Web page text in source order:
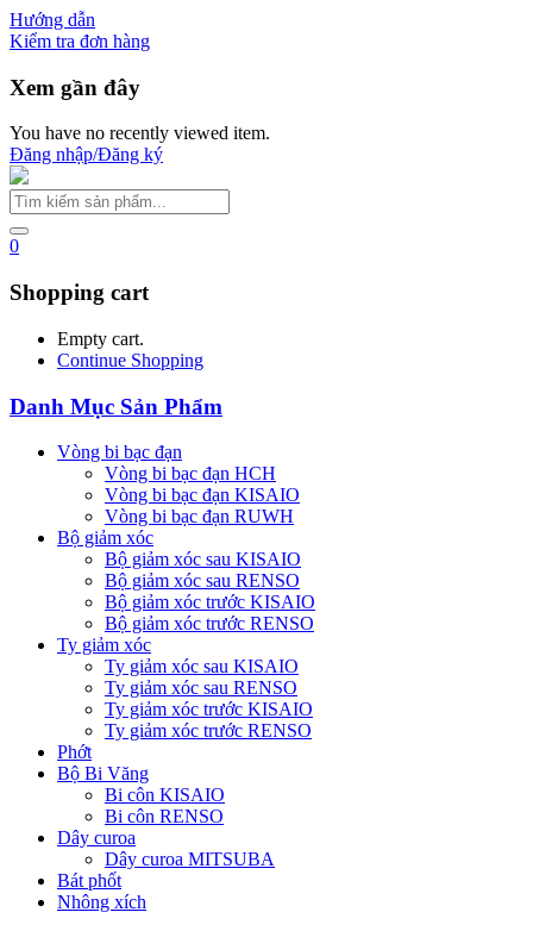
Hướng dẫn
Kiểm tra đơn hàng
Xem gần đây
You have no recently viewed item.
Đăng nhập/Đăng ký
0
Shopping cart
Empty cart.
Continue Shopping
Danh Mục Sản Phẩm
Vòng bi bạc đạn
Vòng bi bạc đạn HCH
Vòng bi bạc đạn KISAIO
Vòng bi bạc đạn RUWH
Bộ giảm xóc
Bộ giảm xóc sau KISAIO
Bộ giảm xóc sau RENSO
Bộ giảm xóc trước KISAIO
Bộ giảm xóc trước RENSO
Ty giảm xóc
Ty giảm xóc sau KISAIO
Ty giảm xóc sau RENSO
Ty giảm xóc trước KISAIO
Ty giảm xóc trước RENSO
Phớt
Bộ Bi Văng
Bi côn KISAIO
Bi côn RENSO
Dây curoa
Dây curoa MITSUBA
Bát phốt
Nhông xích